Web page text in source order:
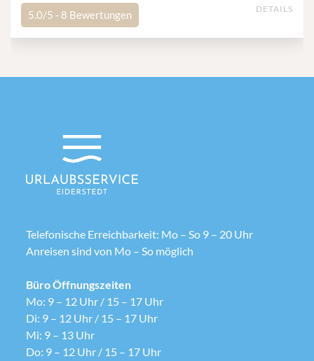
DETAILS
5.0/5 - 8 Bewertungen
Telefonische Erreichbarkeit: Mo – So 9 – 20 Uhr
Anreisen sind von Mo – So möglich
Büro Öffnungszeiten
Mo: 9 – 12 Uhr / 15 – 17 Uhr
Di: 9 – 12 Uhr / 15 – 17 Uhr
Mi: 9 – 13 Uhr
Do: 9 – 12 Uhr / 15 – 17 Uhr